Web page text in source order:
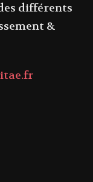
différents
&